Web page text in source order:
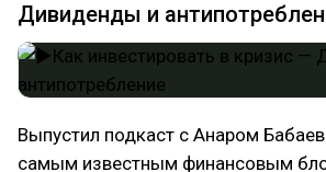
Дивиденды и
Выпустил подкаст с Анаром
самым известным финансовым